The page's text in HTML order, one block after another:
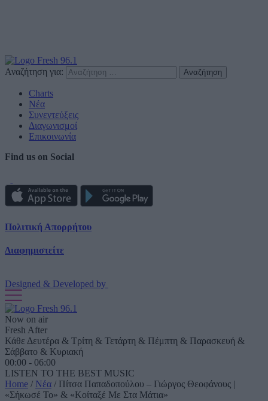
Αναζήτηση για:
Charts
Νέα
Συνεντεύξεις
Διαγωνισμοί
Επικοινωνία
Find us on Social
Πολιτική Απορρήτου
Διαφημιστείτε
Designed & Developed by
Now on air
Fresh After
Κάθε Δευτέρα & Τρίτη & Τετάρτη & Πέμπτη & Παρασκευή &
Σάββατο & Κυριακή
00:00 - 06:00
LISTEN TO THE BEST MUSIC
Home / Νέα / Πίτσα Παπαδοπούλου – Γιώργος Θεοφάνους |
«Σήκωσέ Το» & «Κοίταξέ Με Στα Μάτια»